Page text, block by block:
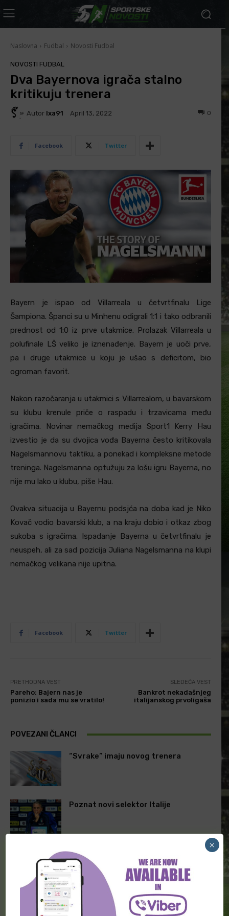
Naslovna Fudbal Novosti Fudbal
NOVOSTI FUDBAL
Dva Bayernova igrača stalno
kritikuju trenera
Autor Ixa91 April 13, 2022 0
Facebook Twitter
Bayern je ispao od Villarreala u četvrtfinalu Lige
Šampiona. Španci su u Minhenu odigrali 1:1 i tako odbranili
prednost od 1:0 iz prve utakmice. Prolazak Villarreala u
polufinale LŠ veliko je iznenađenje. Bayern je uoči prve,
pa i druge utakmice u koju je ušao s deficitom, bio
ogroman favorit.
Nakon razočaranja u utakmici s Villarrealom, u bavarskom
su klubu krenule priče o raspadu i trzavicama među
igračima. Novinar nemačkog medija Sport1 Kerry Hau
izvestio je da su dvojica vođa Bayerna često kritikovala
Nagelsmannovu taktiku, a ponekad i kompleksne metode
treninga. Nagelsmanna optužuju za lošu igru Bayerna, no
nije mu lako u klubu, piše Hau.
Ovakva situacija u Bayernu podsjća na doba kad je Niko
Kovač vodio bavarski klub, a na kraju dobio i otkaz zbog
sukoba s igračima. Ispadanje Bayerna u četvrtfinalu je
neuspeh, ali za sad pozicija Juliana Nagelsmanna na klupi
nemačkog velikana nije upitna.
Facebook Twitter
PRETHODNA VEST
Pareho: Bajern nas je
ponizio i sada mu se vratilo!
SLEDEĆA VEST
Bankrot nekadašnjeg
italijanskog prvoligaša
POVEZANI ČLANCI
“Svrake” imaju novog trenera
Poznat novi selektor Italije
Zidan na klupi “Trikolora”
×